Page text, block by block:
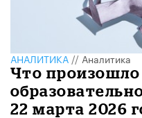
АНАЛИТИКА//Аналитика
Что произошло
22 марта 2026